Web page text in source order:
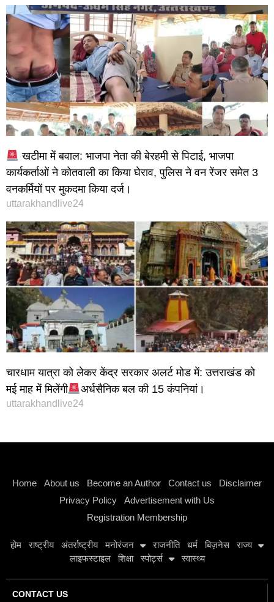
खटीमा में बवाल: भाजपा नेता की बेरहमी से पिटाई, भाजपा
कार्यकर्ताओं ने कोतवाली का किया घेराव, पुलिस ने वन रेंजर समेत 3
वनकर्मियों पर मुकदमा किया दर्ज।
uttarakhandlive24
चारधाम यात्रा को लेकर केंद्र सरकार अलर्ट मोड में: उत्तराखंड को
मई माह में मिलेंगी
अर्धसैनिक बल की 15 कंपनियां।
uttarakhandlive24
Home About us Become an Author Contact us
Disclaimer
Privacy Policy
Advertisement with Us
Registration Membership
होम राष्ट्रीय अंतर्राष्ट्रीय मनोरंजन राजनीति धर्म बिज़नेस
राज्य
लाइफस्टाइल
शिक्षा स्पोर्ट्स स्वास्थ्य
CONTACT US